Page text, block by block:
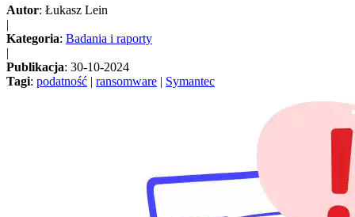
Autor: Łukasz Lein
|
Kategoria: Badania i raporty
|
Publikacja: 30-10-2024
Tagi: podatność | ransomware | Symantec